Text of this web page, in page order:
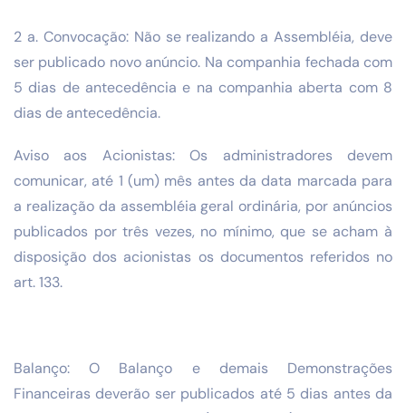
2 a. Convocação: Não se realizando a Assembléia, deve
ser publicado novo anúncio. Na companhia fechada com
5 dias de antecedência e na companhia aberta com 8
dias de antecedência.
Aviso aos Acionistas: Os administradores devem
comunicar, até 1 (um) mês antes da data marcada para
a realização da assembléia geral ordinária, por anúncios
publicados por três vezes, no mínimo, que se acham à
disposição dos acionistas os documentos referidos no
art. 133.
Balanço: O Balanço e demais Demonstrações
Financeiras deverão ser publicados até 5 dias antes da